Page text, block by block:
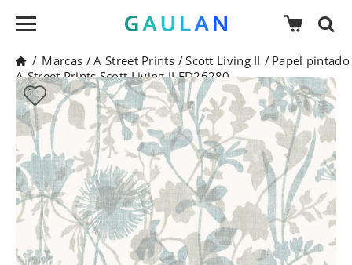
/ Marcas /A Street Prints /Scott Living II / Papel pintado
A Street Prints Scott Living II FD26280